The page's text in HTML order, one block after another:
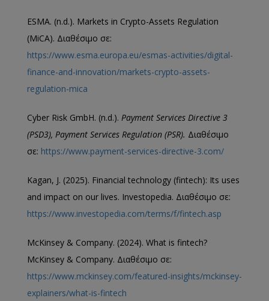
ESMA. (n.d.). Markets in Crypto-Assets Regulation
(MiCA). Διαθέσιμο σε:
https://www.esma.europa.eu/esmas-activities/digital-
finance-and-innovation/markets-crypto-assets-
regulation-mica
Cyber Risk GmbH. (n.d.). Payment Services Directive 3
(PSD3), Payment Services Regulation (PSR). Διαθέσιμο
σε: https://www.payment-services-directive-3.com/
Kagan, J. (2025). Financial technology (fintech): Its uses
and impact on our lives. Investopedia. Διαθέσιμο σε:
https://www.investopedia.com/terms/f/fintech.asp
McKinsey & Company. (2024). What is fintech?
McKinsey & Company. Διαθέσιμο σε:
https://www.mckinsey.com/featured-insights/mckinsey-
explainers/what-is-fintech